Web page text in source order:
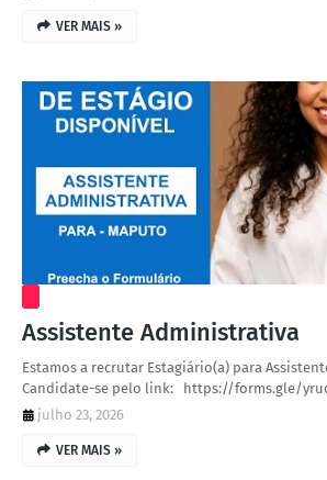
VER MAIS »
Assistente Administrativa
Estamos a recrutar Estagiário(a) para
Candidate-se pelo link: https://forms.gle/
julho 23, 2026
VER MAIS »